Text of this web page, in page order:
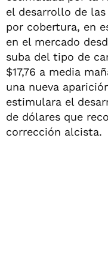
el desarrollo de
por cobertura, en
en el mercado
suba del tipo de
$17,76 a media
una nueva
estimulara el
de dólares que
corrección alcista.